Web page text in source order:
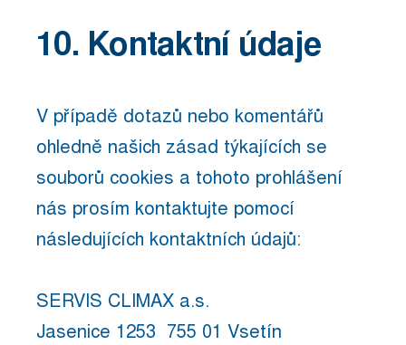
10. Kontaktní údaje
V případě dotazů nebo komentářů
ohledně našich zásad týkajících se
souborů cookies a tohoto prohlášení
nás prosím kontaktujte pomocí
následujících kontaktních údajů:
SERVIS CLIMAX a.s.
Jasenice 1253 755 01 Vsetín